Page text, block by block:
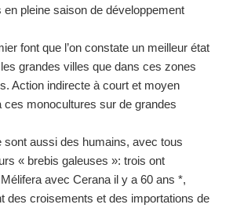
pleine saison de développement
font que l’on constate un meilleur état
grandes villes que dans ces zones
Action indirecte à court et moyen
ces monocultures sur de grandes
sont aussi des humains, avec tous
« brebis galeuses »: trois ont
avec Cerana il y a 60 ans *,
des croisements et des importations de